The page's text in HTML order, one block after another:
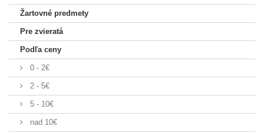
Žartovné predmety
Pre zvieratá
Podľa ceny
0 - 2€
2 - 5€
5 - 10€
nad 10€